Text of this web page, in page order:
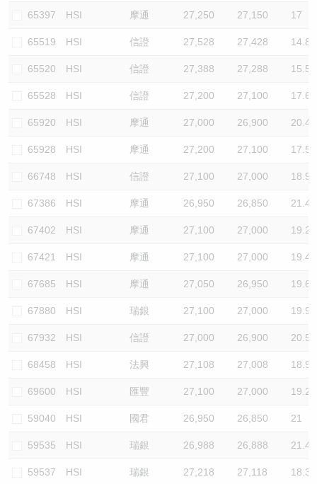
65397 HSI 摩通 27,250 27,150 17
65519 HSI 信證 27,528 27,428 14.8
65520 HSI 信證 27,388 27,288 15.5
65528 HSI 信證 27,200 27,100 17.6
65920 HSI 摩通 27,000 26,900 20.4
65928 HSI 摩通 27,200 27,100 17.5
66748 HSI 信證 27,100 27,000 18.9
67386 HSI 摩通 26,950 26,850 21.4
67402 HSI 摩通 27,100 27,000 19.2
67421 HSI 摩通 27,100 27,000 19.4
67685 HSI 摩通 27,050 26,950 19.6
67880 HSI 瑞銀 27,100 27,000 19.9
67932 HSI 信證 27,000 26,900 20.5
68458 HSI 法興 27,108 27,008 18.9
69600 HSI 匯豐 27,100 27,000 19.2
59040 HSI 國君 26,950 26,850 21
59535 HSI 瑞銀 26,988 26,888 21.4
59537 HSI 瑞銀 27,218 27,118 18.3